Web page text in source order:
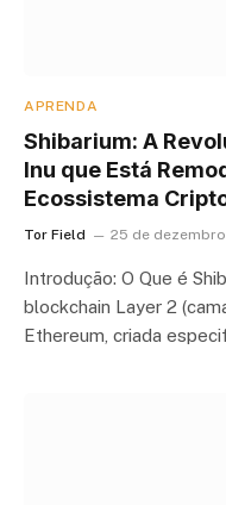
APRENDA
Shibarium: A
Inu que Está
Ecossistema
Tor Field 25 de
Introdução: O Que é
blockchain Layer 2
Ethereum, criada